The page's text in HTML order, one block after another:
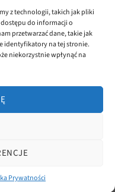
z technologii, takich jak pliki
do informacji o
przetwarzać dane, takie jak
identyfikatory na tej stronie.
niekorzystnie wpłynąć na
Prywatności